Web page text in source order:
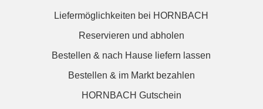
Liefermöglichkeiten bei HORNBACH
Reservieren und abholen
Bestellen & nach Hause liefern lassen
Bestellen & im Markt bezahlen
HORNBACH Gutschein